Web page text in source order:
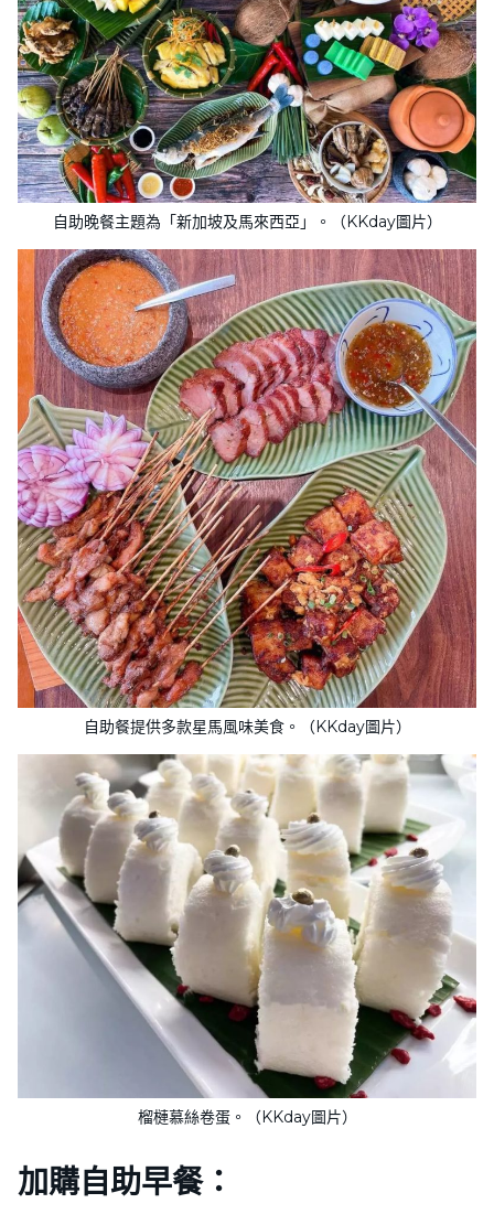
自助晚餐主題為「新加坡及馬來西亞」。（KKday圖片）
自助餐提供多款星馬風味美食。（KKday圖片）
榴槤慕絲卷蛋。（KKday圖片）
加購自助早餐：